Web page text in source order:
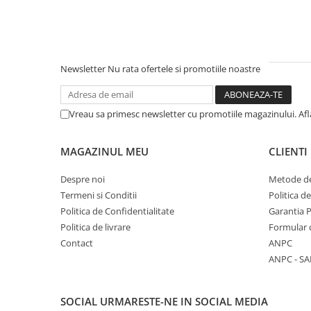
Romane de dragoste, Carti
Senzatii/Dragoste
Senzatii/Suspans
SF & Fantasy
Adezivi si benzi adezive
Newsletter Nu rata ofertele si promotiile noastre
Vreau sa primesc newsletter cu promotiile magazinului.
MAGAZINUL MEU
Despre noi
Termeni si Conditii
Politica de Confidentialitate
Politica de livrare
Contact
CLIENTI
Metode
Politica
Garantia
Formular
ANPC
ANPC -
SOCIAL URMARESTE-NE IN SOCIAL MEDIA